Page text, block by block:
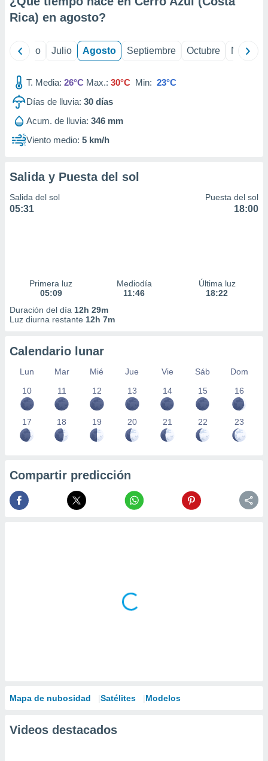
e
publicidad
publicidad
de
Rica) en agosto?
Junio Julio Agosto Septiembre Octubre
T. Media: 26°C Max.: 30°C Min: 23°C
Días de lluvia: 30 días
Acum. de lluvia: 346 mm
Viento medio: 5 km/h
Salida y Puesta del sol
Salida del sol
05:31
Puesta del sol
18:00
Primera luz
05:09
Mediodía
11:46
Última luz
18:22
Duración del día 12h 29m
Luz diurna restante 12h 7m
Calendario lunar
Lun Mar Mié Jue Vie Sáb
Dom
10
11 12 13 14 15 16
17 18 19 20 21 22 23
Compartir predicción
Mapa de nubosidad Satélites Modelos
Videos destacados